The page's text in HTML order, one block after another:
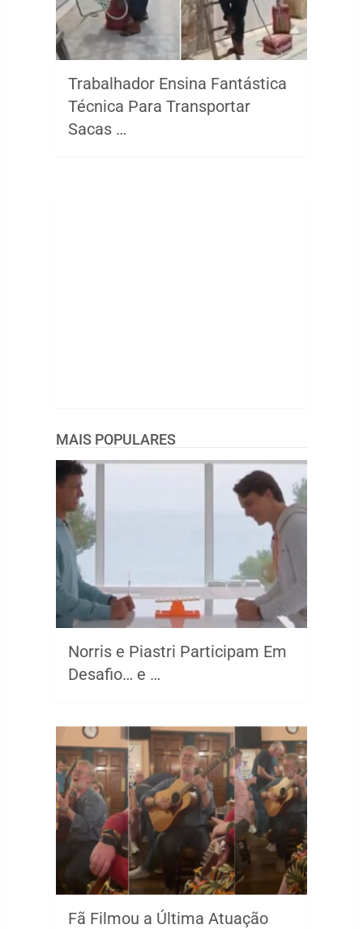
Trabalhador Ensina Fantástica
Técnica Para Transportar
Sacas …
MAIS POPULARES
Norris e Piastri Participam Em
Desafio… e …
Fã Filmou a Última Atuação